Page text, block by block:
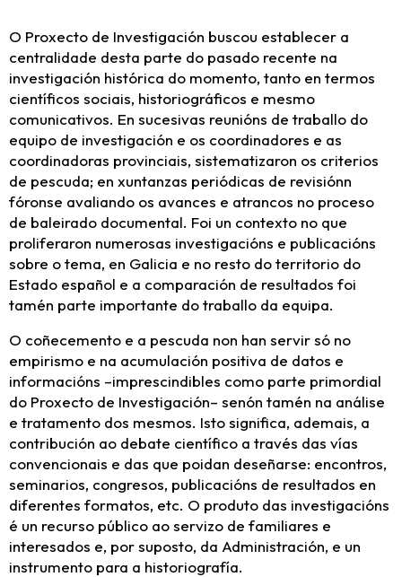
O Proxecto de Investigación buscou establecer a
centralidade desta parte do pasado recente na
investigación histórica do momento, tanto en termos
científicos sociais, historiográficos e mesmo
comunicativos. En sucesivas reunións de traballo do
equipo de investigación e os coordinadores e as
coordinadoras provinciais, sistematizaron os criterios
de pescuda; en xuntanzas periódicas de revisiónn
fóronse avaliando os avances e atrancos no proceso
de baleirado documental. Foi un contexto no que
proliferaron numerosas investigacións e publicacións
sobre o tema, en Galicia e no resto do territorio do
Estado español e a comparación de resultados foi
tamén parte importante do traballo da equipa.
O coñecemento e a pescuda non han servir só no
empirismo e na acumulación positiva de datos e
informacións –imprescindibles como parte primordial
do Proxecto de Investigación– senón tamén na análise
e tratamento dos mesmos. Isto significa, ademais, a
contribución ao debate científico a través das vías
convencionais e das que poidan deseñarse: encontros,
seminarios, congresos, publicacións de resultados en
diferentes formatos, etc. O produto das investigacións
é un recurso público ao servizo de familiares e
interesados e, por suposto, da Administración, e un
instrumento para a historiografía.